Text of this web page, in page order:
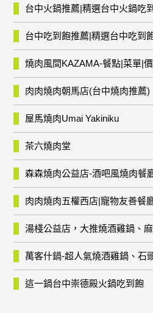
台中吃到飽推薦|精選台中吃到
燒肉風間KAZAMA-餐點|菜單|
肉肉燒肉朝馬店(台中燒肉推薦)
屋馬燒肉Umai Yakiniku
茶六燒肉堂
森森燒肉公益店-酒吧風燒肉餐
肉肉燒肉五權西店|寵物友善餐
湯棧公益店，大推燒酒雞鍋、
萬客什鍋-超人氣燒酒雞鍋、石
這一鍋台中崇德殿火鍋吃到飽